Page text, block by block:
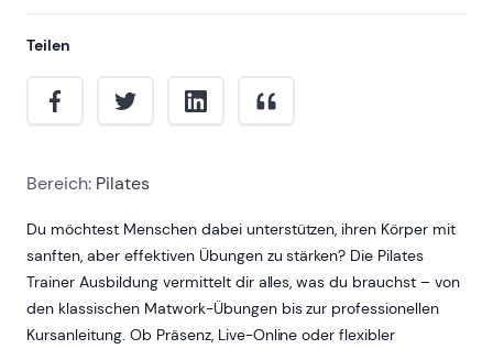
Teilen
Bereich: Pilates
Du möchtest Menschen dabei unterstützen, ihren Körper mit
sanften, aber effektiven Übungen zu stärken? Die Pilates
Trainer Ausbildung vermittelt dir alles, was du brauchst – von
den klassischen Matwork-Übungen bis zur professionellen
Kursanleitung. Ob Präsenz, Live-Online oder flexibler